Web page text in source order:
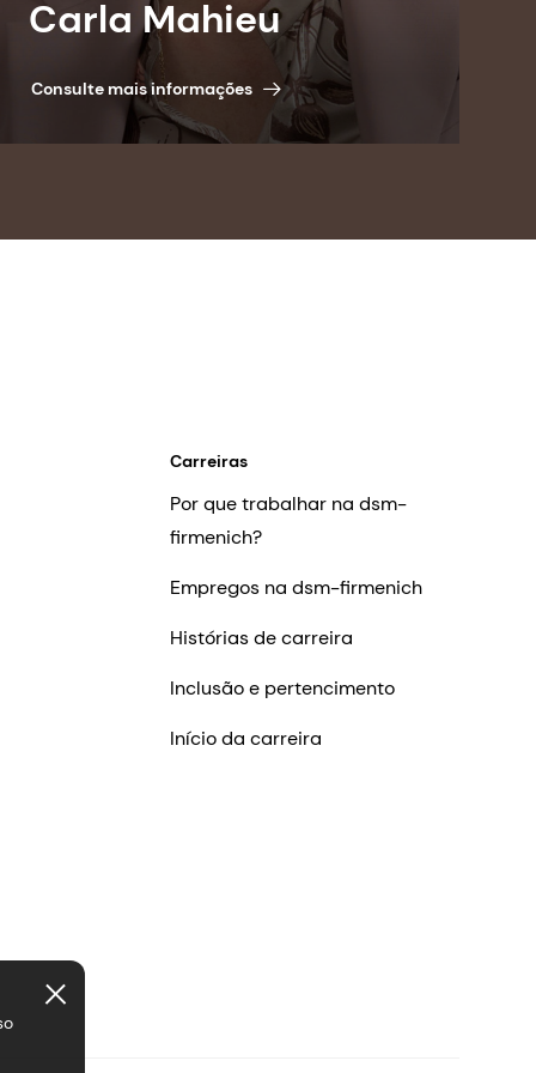
Carla Mahieu
Consulte mais informações
Carreiras
Por que trabalhar na dsm-
firmenich?
Empregos na dsm-firmenich
Histórias de carreira
Inclusão e pertencimento
Início da carreira